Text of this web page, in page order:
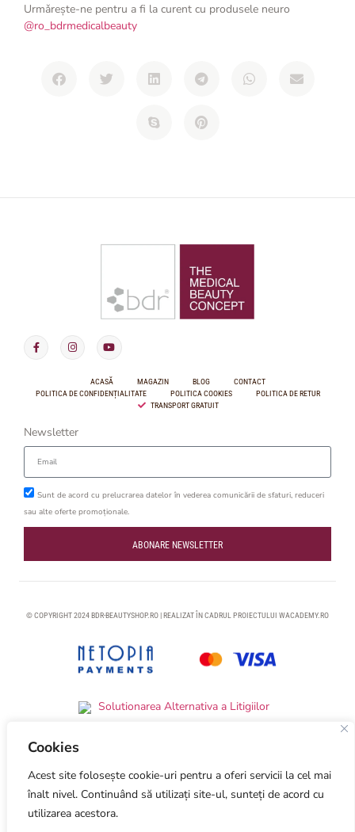
Cookies
Acest site folosește cookie-uri pentru a oferi servicii la cel mai
înalt nivel. Continuând să utilizați site-ul, sunteți de acord cu
utilizarea acestora.
Urmǎreşte-ne pentru a fi la curent cu produsele neuro
@ro_bdrmedicalbeauty
ACASĂ MAGAZIN BLOG
CONTACT
POLITICA DE CONFIDENȚIALITATE
POLITICA COOKIES
POLITICA DE RETUR
TRANSPORT GRATUIT
Newsletter
Sunt de acord cu prelucrarea datelor în vederea comunicării de sfaturi, reduceri
sau alte oferte promoționale.
ABONARE NEWSLETTER
© COPYRIGHT 2024 BDR-BEAUTYSHOP.RO | REALIZAT ÎN CADRUL PROIECTULUI WACADEMY.RO
Optimized by Seraphinite Accelerator
Turns on site high speed to be attractive for people and search engines.